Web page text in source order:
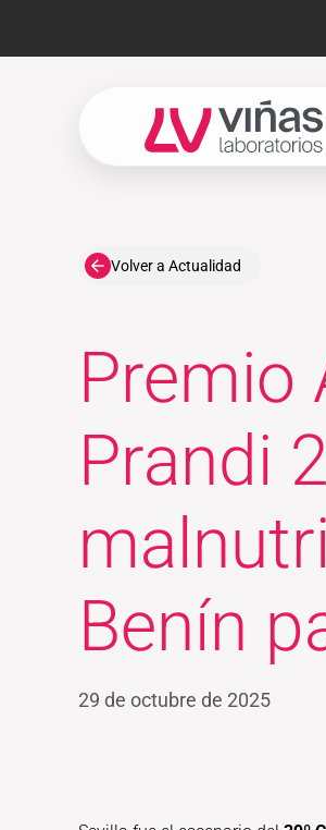
Laboratorios Viñas
Volver a Actualidad
Premio
Prandi
Benín
29 de octubre de 2025